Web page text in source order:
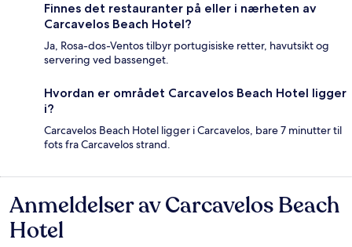
Finnes det restauranter på eller i nærheten av
Carcavelos Beach Hotel?
Ja, Rosa-dos-Ventos tilbyr portugisiske retter, havutsikt og
servering ved bassenget.
Hvordan er området Carcavelos Beach Hotel ligger
i?
Carcavelos Beach Hotel ligger i Carcavelos, bare 7 minutter til
fots fra Carcavelos strand.
Anmeldelser
Anmeldelser av Carcavelos Beach
Hotel